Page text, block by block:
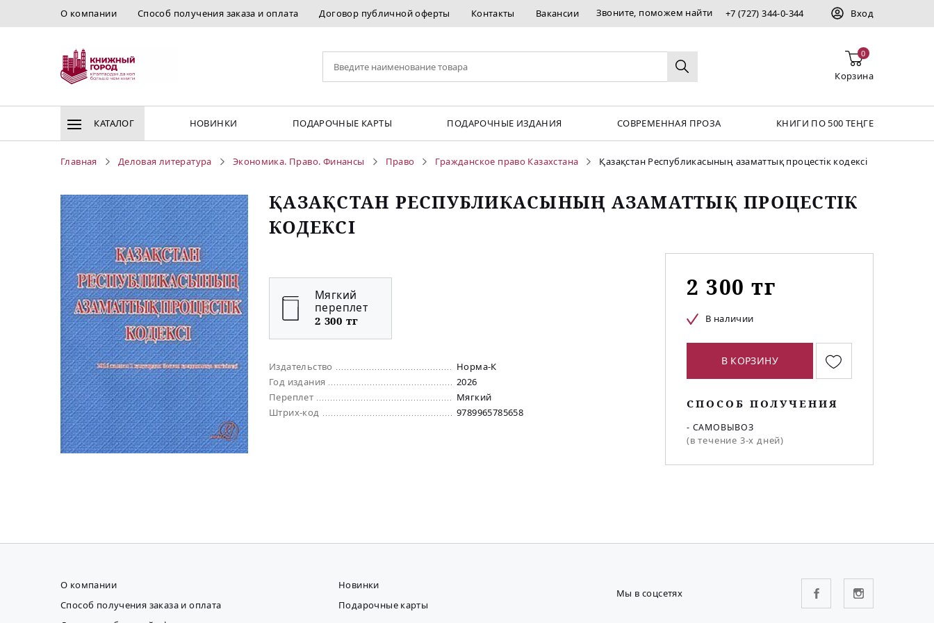
О компании Способ получения заказа и оплата Договор публичной оферты Контакты Вакансии Звоните, поможем найти +7 (727) 344-0-344 Вход
0
Корзина
КАТАЛОГ НОВИНКИ ПОДАРОЧНЫЕ КАРТЫ ПОДАРОЧНЫЕ ИЗДАНИЯ СОВРЕМЕННАЯ ПРОЗА КНИГИ ПО 500 ТЕҢГЕ
Главная Деловая литература Экономика. Право. Финансы Право Гражданское право Казахстана Қазақстан Республикасының азаматтық процестік кодексі
ҚАЗАҚСТАН РЕСПУБЛИКАСЫНЫҢ АЗАМАТТЫҚ ПРОЦЕСТІК
КОДЕКСІ
Мягкий
переплет
2 300 тг
Издательство
Норма-К
Год издания
2026
Переплет
Мягкий
Штрих-код
9789965785658
2 300 тг
В наличии
В КОРЗИНУ
СПОСОБ ПОЛУЧЕНИЯ
- САМОВЫВОЗ
(в течение 3-х дней)
О компании
Способ получения заказа и оплата
Новинки
Подарочные карты
Мы в соцсетях